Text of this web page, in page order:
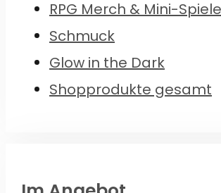
RPG Merch & Mini-Spiele
Schmuck
Glow in the Dark
Shopprodukte gesamt